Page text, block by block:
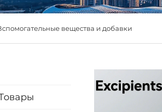
вещества и добавки